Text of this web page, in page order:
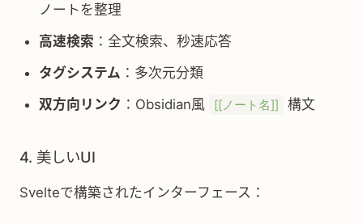
ノートを整理
高速検索 ：全文検索、秒速応答
タグシステム ：多次元分類
双方向リンク ：Obsidian風 [[ノート名]] 構文
4. 美しいUI
Svelteで構築されたインターフェース：